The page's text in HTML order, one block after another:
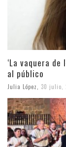
‘La vaquera
al público
Julia López 30 julio,